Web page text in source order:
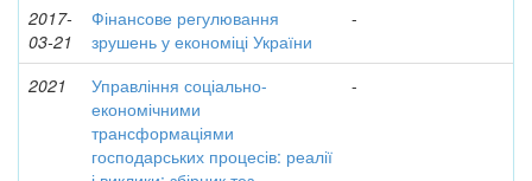
2017-
03-21
Фінансове регулювання
зрушень у економіці України
-
2021
Управління соціально-
економічними
трансформаціями
господарських процесів: реалії
-